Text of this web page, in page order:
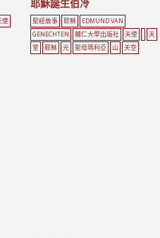
使
耶穌誕生伯冷
聖經故事 耶穌
EDMUND VAN
GENECHTEN
輔仁大學出版社 天使
天
堂
耶穌 光 聖母瑪利亞 山 天空